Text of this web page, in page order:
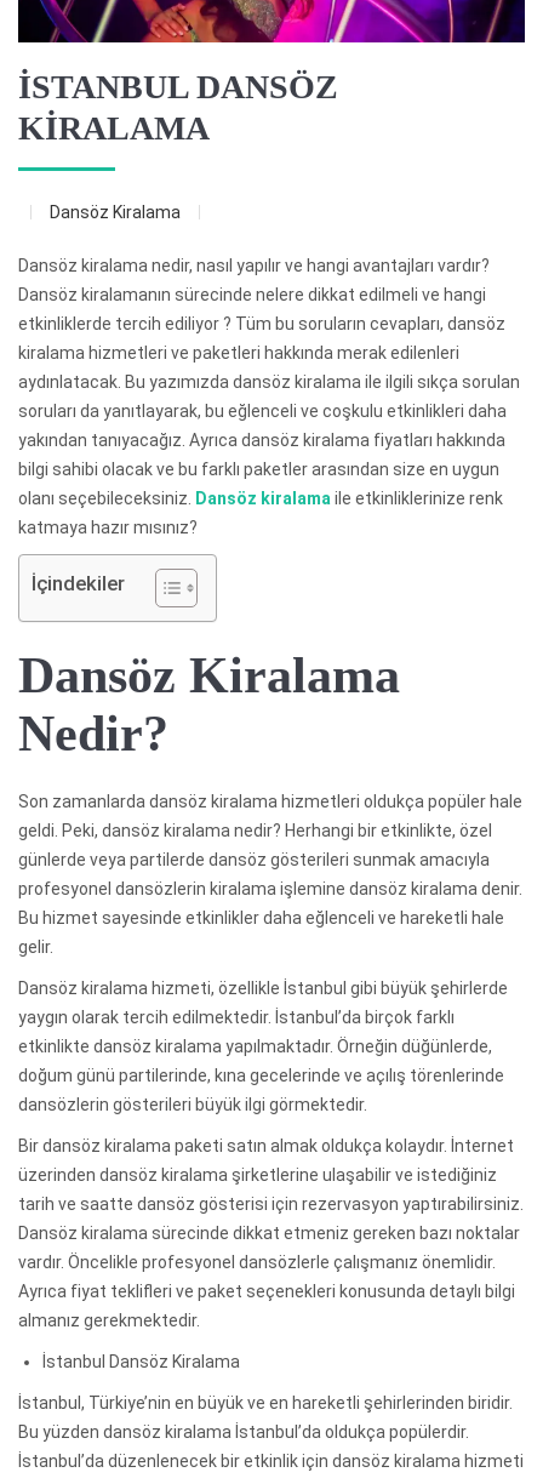
İSTANBUL DANSÖZ
KİRALAMA
Dansöz Kiralama
Dansöz kiralama nedir, nasıl yapılır ve hangi avantajları vardır?
Dansöz kiralamanın sürecinde nelere dikkat edilmeli ve hangi
etkinliklerde tercih ediliyor ? Tüm bu soruların cevapları, dansöz
kiralama hizmetleri ve paketleri hakkında merak edilenleri
aydınlatacak. Bu yazımızda dansöz kiralama ile ilgili sıkça sorulan
soruları da yanıtlayarak, bu eğlenceli ve coşkulu etkinlikleri daha
yakından tanıyacağız. Ayrıca dansöz kiralama fiyatları hakkında
bilgi sahibi olacak ve bu farklı paketler arasından size en uygun
olanı seçebileceksiniz. Dansöz kiralama ile etkinliklerinize renk
katmaya hazır mısınız?
İçindekiler
Dansöz Kiralama
Nedir?
Son zamanlarda dansöz kiralama hizmetleri oldukça popüler hale
geldi. Peki, dansöz kiralama nedir? Herhangi bir etkinlikte, özel
günlerde veya partilerde dansöz gösterileri sunmak amacıyla
profesyonel dansözlerin kiralama işlemine dansöz kiralama denir.
Bu hizmet sayesinde etkinlikler daha eğlenceli ve hareketli hale
gelir.
Dansöz kiralama hizmeti, özellikle İstanbul gibi büyük şehirlerde
yaygın olarak tercih edilmektedir. İstanbul’da birçok farklı
etkinlikte dansöz kiralama yapılmaktadır. Örneğin düğünlerde,
doğum günü partilerinde, kına gecelerinde ve açılış törenlerinde
dansözlerin gösterileri büyük ilgi görmektedir.
Bir dansöz kiralama paketi satın almak oldukça kolaydır. İnternet
üzerinden dansöz kiralama şirketlerine ulaşabilir ve istediğiniz
tarih ve saatte dansöz gösterisi için rezervasyon yaptırabilirsiniz.
Dansöz kiralama sürecinde dikkat etmeniz gereken bazı noktalar
vardır. Öncelikle profesyonel dansözlerle çalışmanız önemlidir.
Ayrıca fiyat teklifleri ve paket seçenekleri konusunda detaylı bilgi
almanız gerekmektedir.
İstanbul Dansöz Kiralama
İstanbul, Türkiye’nin en büyük ve en hareketli şehirlerinden biridir.
Bu yüzden dansöz kiralama İstanbul’da oldukça popülerdir.
İstanbul’da düzenlenecek bir etkinlik için dansöz kiralama hizmeti